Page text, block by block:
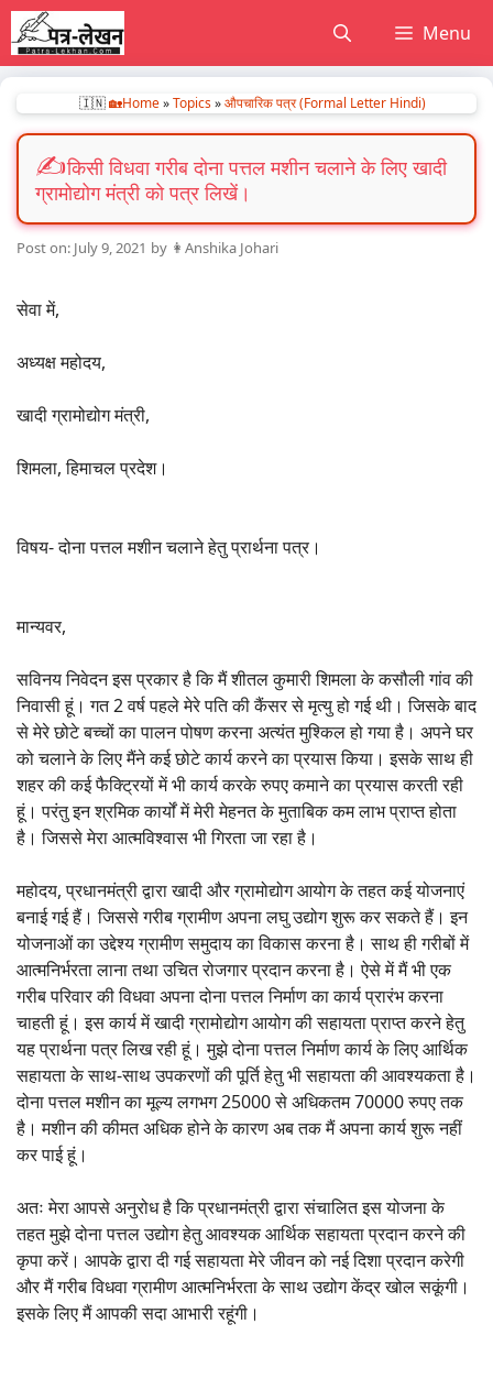
Skip
to
content
Menu
🇮🇳 🏡Home»Topics»औपचारिक पत्र (Formal Letter Hindi)
किसी विधवा गरीब दोना पत्तल मशीन चलाने के लिए खादी
ग्रामोद्योग मंत्री को पत्र लिखें।
July 9, 2021 by 👩Anshika Johari
सेवा में,
अध्यक्ष महोदय,
खादी ग्रामोद्योग मंत्री,
शिमला, हिमाचल प्रदेश।
विषय- दोना पत्तल मशीन चलाने हेतु प्रार्थना पत्र।
मान्यवर,
सविनय निवेदन इस प्रकार है कि मैं शीतल कुमारी शिमला के कसौली गांव की
निवासी हूं। गत 2 वर्ष पहले मेरे पति की कैंसर से मृत्यु हो गई थी। जिसके बाद
से मेरे छोटे बच्चों का पालन पोषण करना अत्यंत मुश्किल हो गया है। अपने घर
को चलाने के लिए मैंने कई छोटे कार्य करने का प्रयास किया। इसके साथ ही
शहर की कई फैक्ट्रियों में भी कार्य करके रुपए कमाने का प्रयास करती रही
हूं। परंतु इन श्रमिक कार्यों में मेरी मेहनत के मुताबिक कम लाभ प्राप्त होता
है। जिससे मेरा आत्मविश्वास भी गिरता जा रहा है।
महोदय, प्रधानमंत्री द्वारा खादी और ग्रामोद्योग आयोग के तहत कई योजनाएं
बनाई गई हैं। जिससे गरीब ग्रामीण अपना लघु उद्योग शुरू कर सकते हैं। इन
योजनाओं का उद्देश्य ग्रामीण समुदाय का विकास करना है। साथ ही गरीबों में
आत्मनिर्भरता लाना तथा उचित रोजगार प्रदान करना है। ऐसे में मैं भी एक
गरीब परिवार की विधवा अपना दोना पत्तल निर्माण का कार्य प्रारंभ करना
चाहती हूं। इस कार्य में खादी ग्रामोद्योग आयोग की सहायता प्राप्त करने हेतु
यह प्रार्थना पत्र लिख रही हूं। मुझे दोना पत्तल निर्माण कार्य के लिए आर्थिक
सहायता के साथ-साथ उपकरणों की पूर्ति हेतु भी सहायता की आवश्यकता है।
दोना पत्तल मशीन का मूल्य लगभग 25000 से अधिकतम 70000 रुपए तक
है। मशीन की कीमत अधिक होने के कारण अब तक मैं अपना कार्य शुरू नहीं
कर पाई हूं।
अतः मेरा आपसे अनुरोध है कि प्रधानमंत्री द्वारा संचालित इस योजना के
तहत मुझे दोना पत्तल उद्योग हेतु आवश्यक आर्थिक सहायता प्रदान करने की
कृपा करें। आपके द्वारा दी गई सहायता मेरे जीवन को नई दिशा प्रदान करेगी
और मैं गरीब विधवा ग्रामीण आत्मनिर्भरता के साथ उद्योग केंद्र खोल सकूंगी।
इसके लिए मैं आपकी सदा आभारी रहूंगी।